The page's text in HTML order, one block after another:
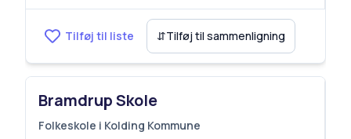
Tilføj til liste ⇵Tilføj til sammenligning
Bramdrup Skole
Folkeskole i Kolding Kommune